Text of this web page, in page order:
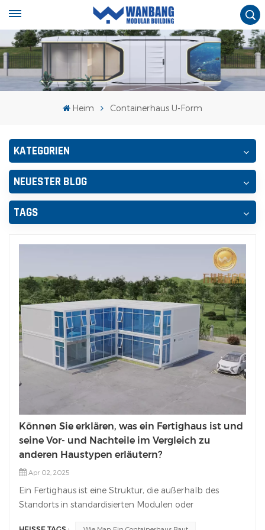
Heim Containerhaus U-Form
KATEGORIEN
NEUESTER BLOG
TAGS
Können Sie erklären, was ein Fertighaus ist und
seine Vor- und Nachteile im Vergleich zu
anderen Haustypen erläutern?
Apr 02, 2025
Ein Fertighaus ist eine Struktur, die außerhalb des
Standorts in standardisierten Modulen oder